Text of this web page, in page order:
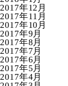
2017年12月
2017年11月
2017年10月
2017年9月
2017年8月
2017年7月
2017年6月
2017年5月
2017年4月